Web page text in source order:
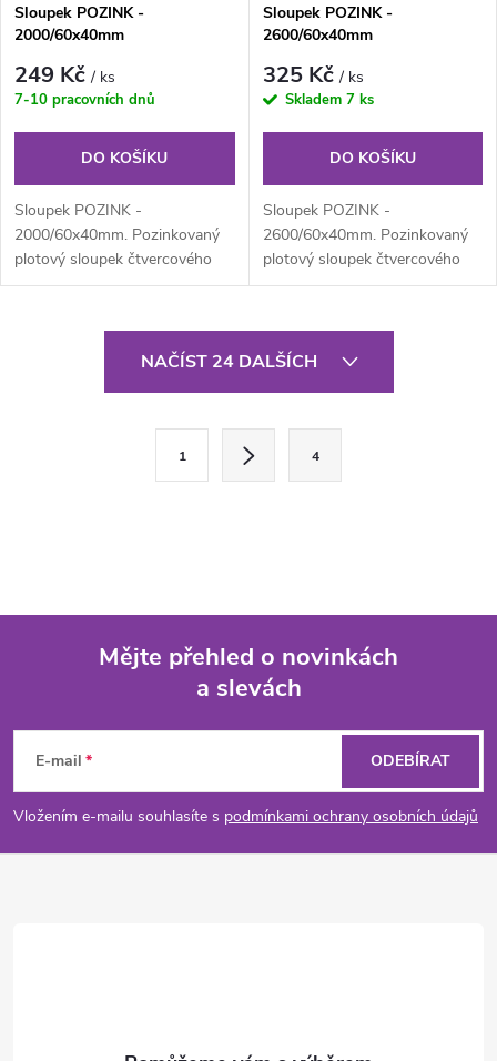
Sloupek POZINK -
2000/60x40mm
249 Kč/ ks
7-10 pracovních dnů
DO KOŠÍKU
Sloupek POZINK -
2000/60x40mm. Pozinkovaný
plotový sloupek čtvercového
průřezu 60x40 mm, výška 200
Sloupek POZINK -
2600/60x40mm
325 Kč/ ks
Skladem 7 ks
DO KOŠÍKU
Sloupek POZINK -
2600/60x40mm. Pozinkovaný
plotový sloupek čtvercového
průřezu 60x40 mm, výška 260
c
v
NAČÍST 24 DALŠÍCH
n
1 4
p
a
Mějte přehled o novinkách
a slevách
E-mail
Vložením e-mailu souhlasíte s podmínkami ochrany osobních údajů
ODEBÍRAT